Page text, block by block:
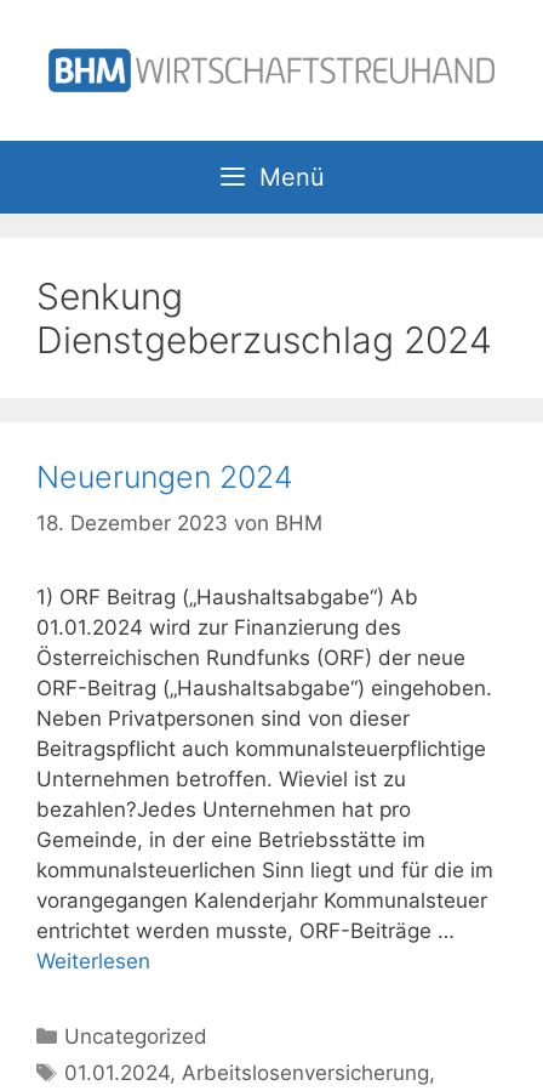
Inhalt
springen
Menü
Senkung
Dienstgeberzuschlag 2024
Neuerungen 2024
18. Dezember 2023 von BHM
1) ORF Beitrag („Haushaltsabgabe“) Ab
01.01.2024 wird zur Finanzierung des
Österreichischen Rundfunks (ORF) der neue
ORF-Beitrag („Haushaltsabgabe“) eingehoben.
Neben Privatpersonen sind von dieser
Beitragspflicht auch kommunalsteuerpflichtige
Unternehmen betroffen. Wieviel ist zu
bezahlen?Jedes Unternehmen hat pro
Gemeinde, in der eine Betriebsstätte im
kommunalsteuerlichen Sinn liegt und für die im
vorangegangen Kalenderjahr Kommunalsteuer
entrichtet werden musste, ORF-Beiträge …
Weiterlesen
Kategorien
Uncategorized
Schlagwörter
01.01.2024,Arbeitslosenversicherung,